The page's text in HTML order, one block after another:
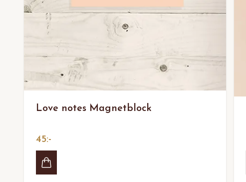
Love notes Magnetblock
45:-